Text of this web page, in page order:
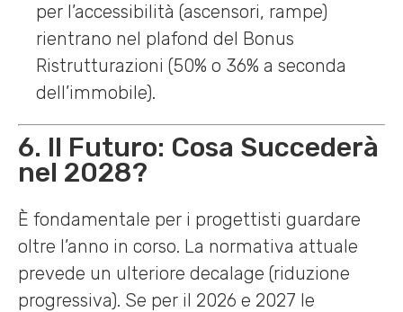
per l’accessibilità (ascensori, rampe)
rientrano nel plafond del Bonus
Ristrutturazioni (50% o 36% a seconda
dell’immobile).
6. Il Futuro: Cosa Succederà
nel 2028?
È fondamentale per i progettisti guardare
oltre l’anno in corso. La normativa attuale
prevede un ulteriore decalage (riduzione
progressiva). Se per il 2026 e 2027 le